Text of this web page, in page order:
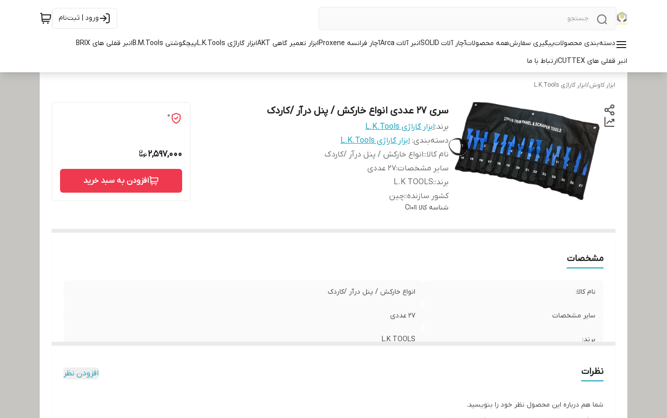
ورود | ثبت‌نام
دسته‌بندی محصولاتپیگیری سفارشهمه محصولاتآچار آلات SOLID انبر آلات Arca آچار فرانسه Proxene ابزار تعمیر گاهی AKT ابزار گاراژی L.K.Tools پیچگوشتی B.M.Tools
انبر قفلی های BRIX
انبر قفلی های CUTTEX
ارتباط با ما
ابزار کاوش/ابزار گاراژی L.K.Tools
سری 27 عددی انواع خارکش / پنل درآر /کاردک
برند:ابزار گاراژی L.K.Tools
دسته‌بندی: ابزار گاراژی L.K.Tools
نام کالا::انواع خارکش / پنل درآر /کاردک
سایر مشخصات:27 عددی
برند::
L.K TOOLS
کشور سازنده::چین
شناسه کالا C1011
0
2,597,000
افزودن به سبد خرید
مشخصات
نام کالا: انواع خارکش / پنل درآر /کاردک
سایر مشخصات 27 عددی
برند: L.K TOOLS
نظرات افزودن نظر
شما هم درباره این محصول نظر خود را بنویسید.